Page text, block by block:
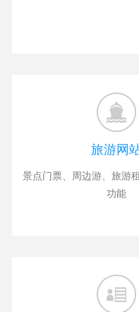
旅游网
景点门票、周边游、旅游
功能